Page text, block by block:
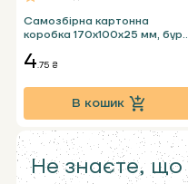
Не знаєте, що
Самозбірна картонна
коробка 170х100х25 мм,
4.75 ₴
В кошик